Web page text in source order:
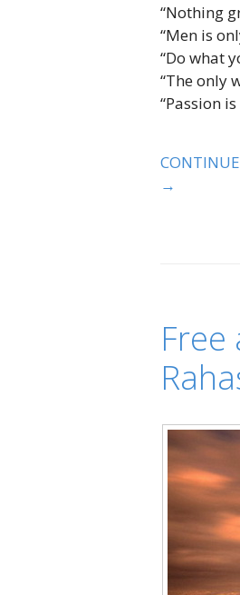
“Nothing
“Men is
“Do what
“The only
“Passion
→